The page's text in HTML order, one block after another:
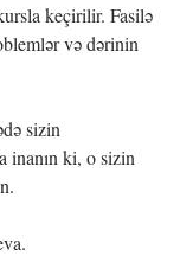
keçirilir. Fasilə
və dərinin
sizin
inanın ki, o sizin